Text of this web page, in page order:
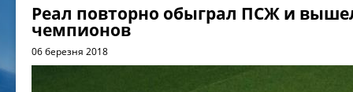
Реал повторно обыграл ПСЖ и
чемпионов
06 березня 2018